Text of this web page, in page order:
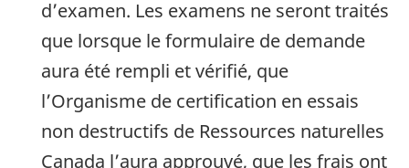
d’examen. Les examens ne seront traités
que lorsque le formulaire de demande
aura été rempli et vérifié, que
l’Organisme de certification en essais
non destructifs de Ressources naturelles
Canada l’aura approuvé, que les frais ont